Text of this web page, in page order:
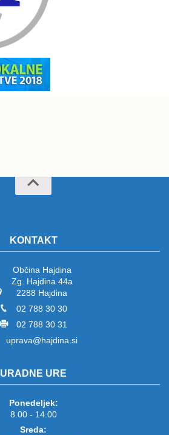
KONTAKT
Občina Hajdina
Zg. Hajdina 44a
2288 Hajdina
02 788 30 30
02 788 30 31
uprava@hajdina.si
URADNE URE
Ponedeljek:
8.00 - 14.00
Sreda: